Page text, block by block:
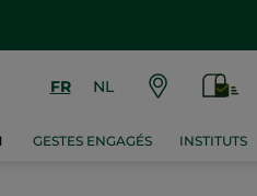
FR NL
GESTES ENGAGÉS INSTITUTS